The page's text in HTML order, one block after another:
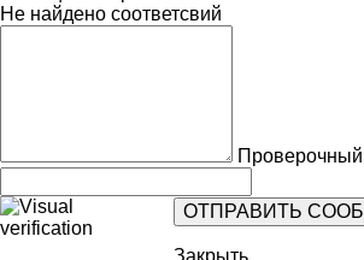
Не найдено соответсвий
Проверочный
Закрыть